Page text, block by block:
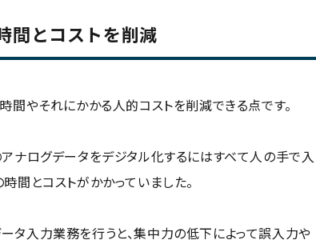
間とコストを削減
間やそれにかかる人的コストを削減できる点です。
ナログデータをデジタル化するにはすべて人の手で入
間とコストがかかっていました。
タ入力業務を行うと、集中力の低下によって誤入力や